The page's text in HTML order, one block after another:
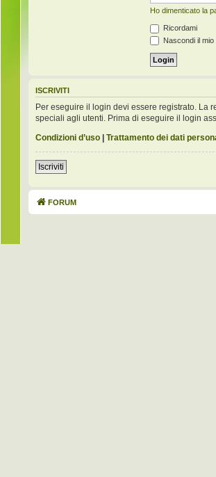
Ho dimenticato la
Ricordami
Nascondi il
ISCRIVITI
Per eseguire il login devi essere registrato. La
speciali agli utenti. Prima di eseguire il login
Condizioni d’uso | Trattamento dei dati
Iscriviti
FORUM